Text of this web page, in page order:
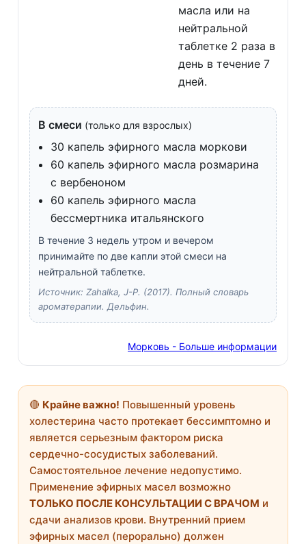
масла или на
нейтральной
таблетке 2 раза в
день в течение 7
дней.
В смеси (только для взрослых)
30 капель эфирного масла моркови
60 капель эфирного масла розмарина
с вербеноном
60 капель эфирного масла
бессмертника итальянского
В течение 3 недель утром и вечером
принимайте по две капли этой смеси на
нейтральной таблетке.
Источник: Zahalka, J-P. (2017). Полный словарь
ароматерапии. Дельфин.
Морковь - Больше информации
🔴 Крайне важно! Повышенный уровень
холестерина часто протекает бессимптомно и
является серьезным фактором риска
сердечно-сосудистых заболеваний.
Самостоятельное лечение недопустимо.
Применение эфирных масел возможно
ТОЛЬКО ПОСЛЕ КОНСУЛЬТАЦИИ С ВРАЧОМ и
сдачи анализов крови. Внутренний прием
эфирных масел (перорально) должен